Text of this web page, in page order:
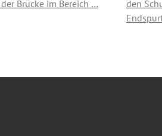
Brücke im Bereich …
den